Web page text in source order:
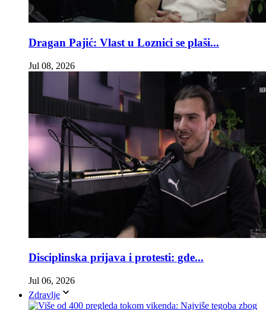
Dragan Pajić: Vlast u Loznici se plaši...
Jul 08, 2026
Disciplinska prijava i protesti: gde...
Jul 06, 2026
Zdravlje